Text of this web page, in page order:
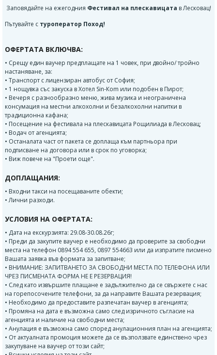
Заповядайте на ежегодния Фестивал на плескавицата в Лесковац!
Пътувайте с туроператор Поход!
ОФЕРТАТА ВКЛЮЧВА:
• Срещу един ваучер предплащате на 1 човек, при двойно/ тройно
настаняване, за:
• Транспорт с лицензиран автобус от София;
• 1 нощувка със закуска в Хотел Sin-Кom или подобен в Пирот;
• Вечеря с разнообразно меню, жива музика и неограничена
консумация на местни алкохолни и безалкохолни напитки в
традиционна кафана;
• Посещение на фестивала на плескавицата Рощилиада в Лесковац;
• Водач от агенцията;
• Останалата част от пакета се доплаща към партньора при
подписване на договора или в срок по уговорка;
• Виж повече на "Проети още".
ДОПЛАЩАНИЯ:
• Входни такси на посещаваните обекти;
• Лични разходи.
УСЛОВИЯ НА ОФЕРТАТА:
• Дата на екскурзията: 29.08-30.08.26г;
• Преди да закупите ваучер е необходимо да проверите за свободни
места на телефон 0894 554 655, 0897 554663 или да изпратите писмено
Вашата заявка във формата за запитване;
• ВНИМАНИЕ: ЗАПИТВАНЕТО ЗА СВОБОДНИ МЕСТА ПО ТЕЛЕФОНА ИЛИ
ЧРЕЗ ПИСМЕНАТА ФОРМА НЕ Е РЕЗЕРВАЦИЯ!
• След като извършите плащане е задължително да се свържете с нас
на горепосочените телефони, за да направите Вашата резервация;
• Необходимо да предоставите разпечатан ваучер в агенцията;
• Промяна на дата е възможна само след изричното съгласие на
агенцията и наличие на свободни места;
• Анулация е възможна само според анулационния план на агенцията;
• От актуалната промоция можете да се възползвате единствено чрез
закупуване на ваучер от този сайт;